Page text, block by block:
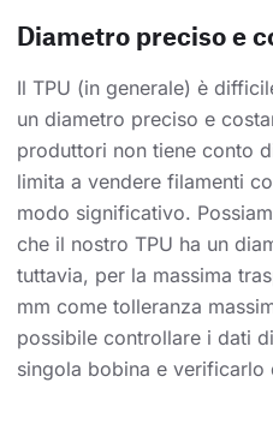
Diametro preciso e
Il TPU (in generale) è
un diametro preciso e
produttori non tiene conto
limita a vendere filamenti
modo significativo.
che il nostro TPU ha un
tuttavia, per la massima
mm come tolleranza
possibile controllare i dati
singola bobina e verificarlo